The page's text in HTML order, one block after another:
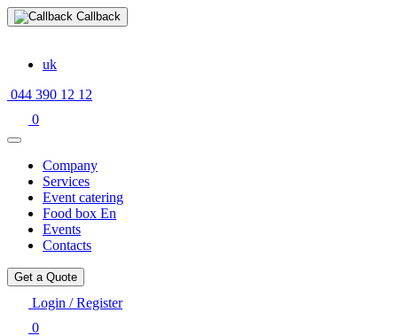
Callback
uk
044 390 12 12
0
Company
Services
Event catering
Food box En
Events
Contacts
Get a Quote
Login / Register
0